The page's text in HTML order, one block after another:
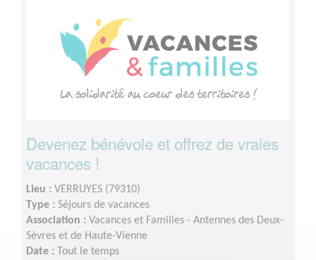
Devenez bénévole et offrez de vraies
vacances !
Lieu : VERRUYES (79310)
Type : Séjours de vacances
Association : Vacances et Familles - Antennes des Deux-
Sèvres et de Haute-Vienne
Date : Tout le temps